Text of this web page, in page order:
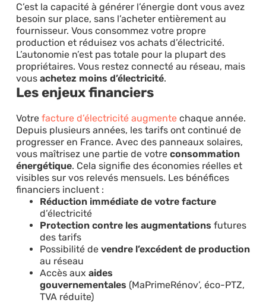
C’est la capacité à générer l’énergie dont vous avez
besoin sur place, sans l’acheter entièrement au
fournisseur. Vous consommez votre propre
production et réduisez vos achats d’électricité.
L’autonomie n’est pas totale pour la plupart des
propriétaires. Vous restez connecté au réseau, mais
vous achetez moins d’électricité.
Les enjeux financiers
Votre facture d’électricité augmentechaque année.
Depuis plusieurs années, les tarifs ont continué de
progresser en France. Avec des panneaux solaires,
vous maîtrisez une partie de votre consommation
énergétique. Cela signifie des économies réelles et
visibles sur vos relevés mensuels. Les bénéfices
financiers incluent :
Réduction immédiate de votre facture
d’électricité
Protection contre les augmentations futures
des tarifs
Possibilité de vendre l’excédent de production
au réseau
Accès aux aides
gouvernementales (MaPrimeRénov’, éco-PTZ,
TVA réduite)